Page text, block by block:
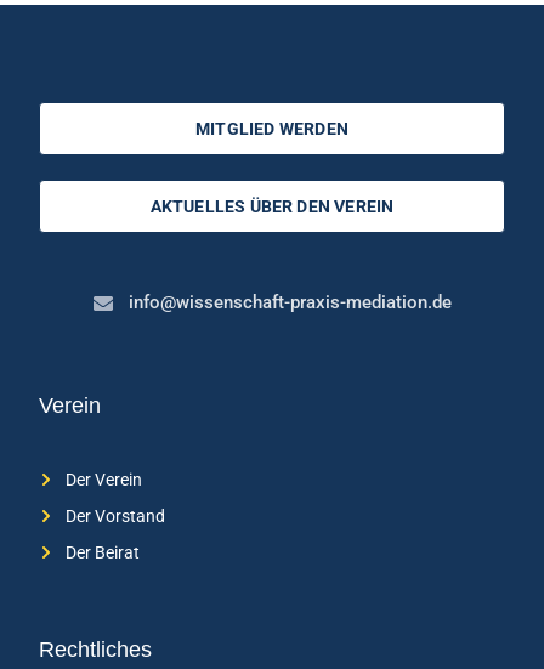
Rechtliches
Verein
Der Verein
Der Vorstand
Der Beirat
MITGLIED WERDEN
AKTUELLES ÜBER DEN VEREIN
info@wissenschaft-praxis-mediation.de